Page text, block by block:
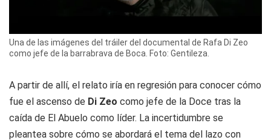
Una de las imágenes del tráiler del documental de Rafa Di Zeo
como jefe de la barrabrava de Boca. Foto: Gentileza.
A partir de allí, el relato iría en regresión para conocer cómo
fue el ascenso de Di Zeo como jefe de la Doce tras la
caída de El Abuelo como líder. La incertidumbre se
pleantea sobre cómo se abordará el tema del lazo con